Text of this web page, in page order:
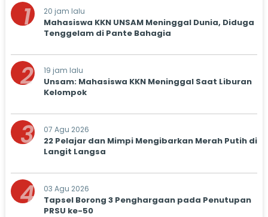
1 20 jam lalu
Mahasiswa KKN UNSAM Meninggal Dunia, Diduga
Tenggelam di Pante Bahagia
2 19 jam lalu
Unsam: Mahasiswa KKN Meninggal Saat Liburan
Kelompok
3 07 Agu 2026
22 Pelajar dan Mimpi Mengibarkan Merah Putih di
Langit Langsa
4 03 Agu 2026
Tapsel Borong 3 Penghargaan pada Penutupan
PRSU ke-50